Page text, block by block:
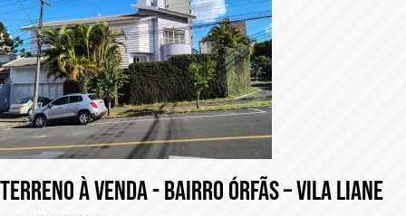
TERRENO À VENDA - BAIRRO ÓRFÃS – VILA LIANE